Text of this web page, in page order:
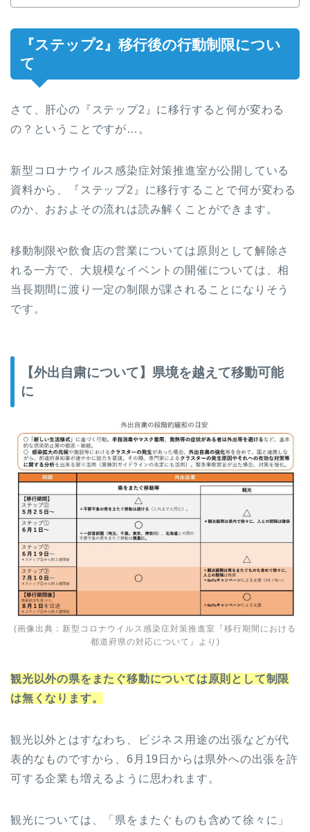
『ステップ2』移行後の行動制限につい
て
さて、肝心の『ステップ2』に移行すると何が変わる
の？ということですが…。
新型コロナウイルス感染症対策推進室が公開している
資料から、『ステップ2』に移行することで何が変わる
のか、おおよその流れは読み解くことができます。
移動制限や飲食店の営業については原則として解除さ
れる一方で、大規模なイベントの開催については、相
当長期間に渡り一定の制限が課されることになりそう
です。
【外出自粛について】県境を越えて移動可能
に
(画像出典： 新型コロナウイルス感染症対策推進室『移行期間における
都道府県の対応について』
より)
観光以外の県をまたぐ移動については原則として制限
は無くなります。
観光以外とはすなわち、ビジネス用途の出張などが代
表的なものですから、6月19日からは県外への出張を許
可する企業も増えるように思われます。
観光については、「県をまたぐものも含めて徐々に」